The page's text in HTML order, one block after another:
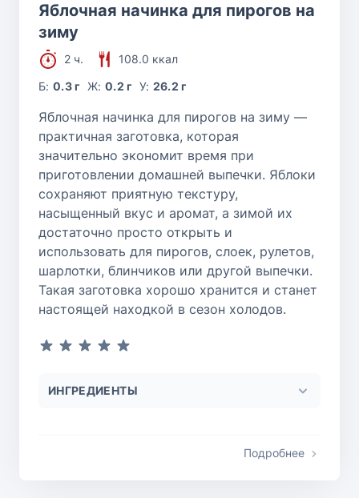
Яблочная начинка для пирогов на
зиму
2 ч.
108.0 ккал
Б:0.3 г Ж: 0.2 г У: 26.2 г
Яблочная начинка для пирогов на зиму —
практичная заготовка, которая
значительно экономит время при
приготовлении домашней выпечки. Яблоки
сохраняют приятную текстуру,
насыщенный вкус и аромат, а зимой их
достаточно просто открыть и
использовать для пирогов, слоек, рулетов,
шарлотки, блинчиков или другой выпечки.
Такая заготовка хорошо хранится и станет
настоящей находкой в сезон холодов.
ИНГРЕДИЕНТЫ
Подробнее